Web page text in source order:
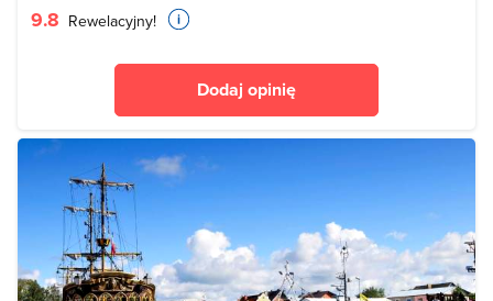
9.8 Rewelacyjny!
Dodaj opinię